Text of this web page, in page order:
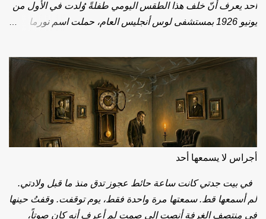
أحد يعرف أنّ خلف هذا الطقس اليومي طفلةً وُلدت في الأول من
يونيو 1926 بمستشفى لوس أنجليس العام، حملت اسم نورما
لامرأةٍ عرفها العالم باسمٍ آخر: مارلين مونرو. نحو عام 1946، حين
بلغت العشرين، طُويت صفحة نورما لتُفتح صفحة مارلين. علّمها
معالج النُطق أن تخفض صوتها وأن تقطّع كلامها، حيلةً تواري بها
العثرة. فحسبَ الناس الحيلة طبيعةً، وحسبوا الدفاع إغواءً. الصوت
الذي أذاب قلوب الملايين لم يكن في أصله سوى جُرحٍ تعلّم كيف
يتكلّم. بين عامَي 1949 و1950، خضعت لجراحتَين صغيرتَين نحتتا
أنفها وفكّها للكاميرا. ولعلّها قرأت عند ريلكه، وكان من كتّابها
الأثيرين، أنّ الجمال ليس سوى بداية الرعب؛ فأدركت أنّ ما يبهر
العين قد يكون أوّل ما يكسر صاحبه. عام 1953، وفي فيلم
"الرجال يفضّلون الشقراوات" الذي صار أيقونة القرن، لم تتقاضَ
أجراس لا يسمعها أحد
في بيت جدتي كانت ساعة حائط عجوز تدق منذ ما قبل ولادتي.
لم أسمعها قط. سمعتها مرة واحدة فقط، يوم توقفت. وقفتُ حينها
في منتصف الغرفة أنصت إلى صمت لم أعرف أنه كان صوتاً،